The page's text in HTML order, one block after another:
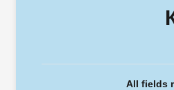
All fields